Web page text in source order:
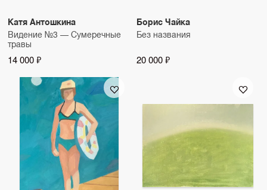
Катя Антошкина
Видение №3 — Сумеречные
травы
14 000 ₽
Борис Чайка
Без названия
20 000 ₽